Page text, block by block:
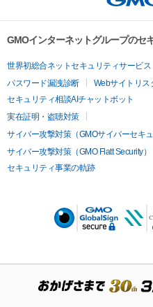
GMOインターネットグループのセ
世界初総合ネットセキュリティサービス
パスワード漏洩診断
Webサイトリス
セキュリティ相談AIチャットボット
実在証明・盗聴対策
サイバー攻撃対策（GMOサイバーセキ
サイバー攻撃対策（GMO Flatt Security）
セキュリティ事業の軌跡